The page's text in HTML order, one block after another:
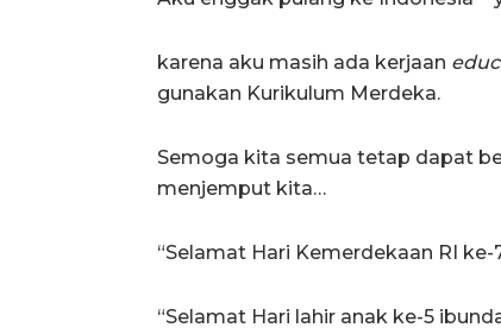
karena aku masih ada kerjaan
gunakan Kurikulum Merdeka.
Semoga kita semua tetap dapat
menjemput kita…
“Selamat Hari Kemerdekaan RI ke-
“Selamat Hari lahir anak ke-5